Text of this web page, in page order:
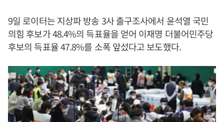
9일 로이터는 지상파 방송 3사 출구조사에서 윤석열 국민
의힘 후보가 48.4%의 득표율을 얻어 이재명 더불어민주당
후보의 득표율 47.8%를 소폭 앞섰다고 보도했다.